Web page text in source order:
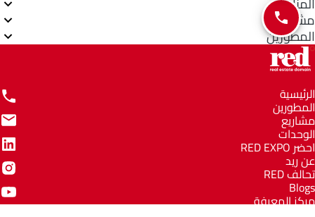
مشاريع
المطورين
الرئيسية
المطورين
مشاريع
الوحدات
احضر RED EXPO
عن ريد
تحالف RED
Blogs
مركز المعرفة